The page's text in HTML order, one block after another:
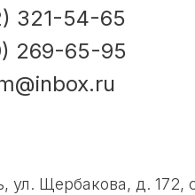
321-54-65
269-65-95
ул. Щербакова, д. 172,